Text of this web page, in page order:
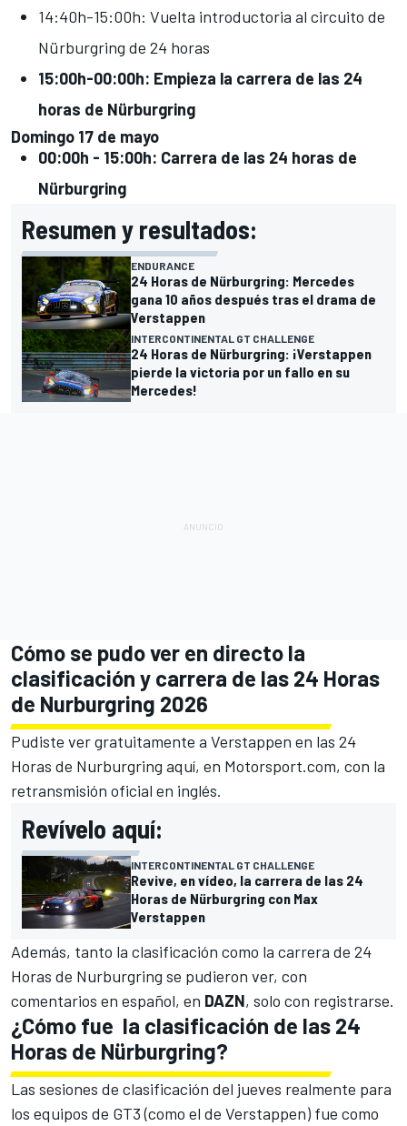
14:40h-15:00h: Vuelta introductoria al circuito de
Nürburgring de 24 horas
15:00h-00:00h: Empieza la carrera de las 24
horas de Nürburgring
Domingo 17 de mayo
00:00h - 15:00h: Carrera de las 24 horas de
Nürburgring
Resumen y resultados:
ENDURANCE
24 Horas de Nürburgring: Mercedes
gana 10 años después tras el drama de
Verstappen
INTERCONTINENTAL GT CHALLENGE
24 Horas de Nürburgring: ¡Verstappen
pierde la victoria por un fallo en su
Mercedes!
Cómo se pudo ver en directo la
clasificación y carrera de las 24 Horas
de Nurburgring 2026
Pudiste ver gratuitamente a Verstappen en las 24
Horas de Nurburgring aquí, en Motorsport.com, con la
retransmisión oficial en inglés.
Revívelo aquí:
INTERCONTINENTAL GT CHALLENGE
Revive, en vídeo, la carrera de las 24
Horas de Nürburgring con Max
Verstappen
Además, tanto la clasificación como la carrera de 24
Horas de Nurburgring se pudieron ver, con
comentarios en español, en DAZN, solo con registrarse.
¿Cómo fue la clasificación de las 24
Horas de Nürburgring?
Las sesiones de clasificación del jueves realmente para
los equipos de GT3 (como el de Verstappen) fue como